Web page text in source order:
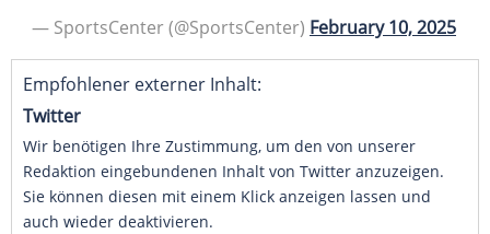
— SportsCenter (@SportsCenter) February 10, 2025
Empfohlener externer Inhalt:
Twitter
Wir benötigen Ihre Zustimmung, um den von unserer
Redaktion eingebundenen Inhalt von Twitter anzuzeigen.
Sie können diesen mit einem Klick anzeigen lassen und
auch wieder deaktivieren.